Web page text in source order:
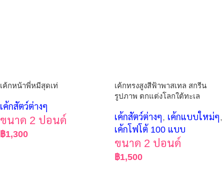
เค้กหน้าพี่หมีสุดเท่
เค้กสัตว์ต่างๆ
ขนาด 2 ปอนด์
฿1,300
เค้กทรงสูงสีฟ้าพาสเทล สกรีน
รูปภาพ ตกแต่งโลกใต้ทะเล
เค้กสัตว์ต่างๆ, เค้กแบบใหม่ๆ,
เค้กโฟโต้ 100 แบบ
ขนาด 2 ปอนด์
฿1,500